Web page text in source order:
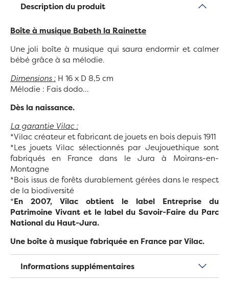
Description du produit
Boîte à musique Babeth la Rainette
Une joli boîte à musique qui saura endormir et calmer
bébé grâce à sa mélodie.
Dimensions : H 16 x D 8,5 cm
Mélodie : Fais dodo...
Dès la naissance.
La garantie Vilac :
*Vilac créateur et fabricant de jouets en bois depuis 1911
*Les jouets Vilac sélectionnés par Jeujouethique sont
fabriqués en France dans le Jura à Moirans-en-
Montagne
*Bois issus de forêts durablement gérées dans le respect
de la biodiversité
*En 2007, Vilac obtient le label Entreprise du
Patrimoine Vivant et le label du Savoir-Faire du Parc
National du Haut-Jura.
Une boîte à musique fabriquée en France par Vilac.
Informations supplémentaires